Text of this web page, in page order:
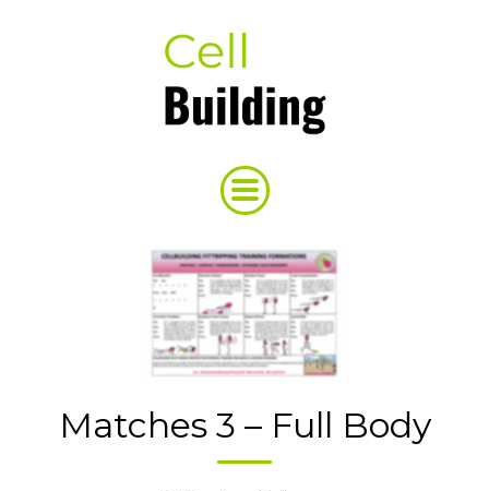
Matches 3 – Full Body